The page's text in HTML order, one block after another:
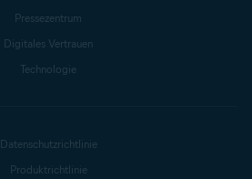
Pressezentrum
Digitales Vertrauen
Technologie
Datenschutzrichtlinie
Produktrichtlinie